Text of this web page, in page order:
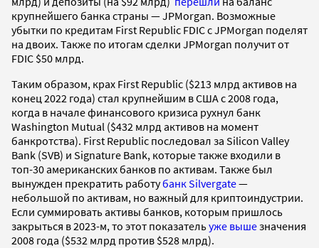
крупнейшего банка страны — JPMorgan. Возможные
убытки по кредитам First Republic FDIC с JPMorgan поделят
на двоих. Также по итогам сделки JPMorgan получит от
FDIC $50 млрд.
Таким образом, крах First Republic ($213 млрд активов на
конец 2022 года) стал крупнейшим в США с 2008 года,
когда в начале финансового кризиса рухнул банк
Washington Mutual ($432 млрд активов на момент
банкротства). First Republic последовал за Silicon Valley
Bank (SVB) и Signature Bank, которые также входили в
топ-30 американских банков по активам. Также был
вынужден прекратить работубанк Silvergate—
небольшой по активам, но важный для криптоиндустрии.
Если суммировать активы банков, которым пришлось
закрыться в 2023-м, то этот показательуже вышезначения
2008 года ($532 млрд против $528 млрд).